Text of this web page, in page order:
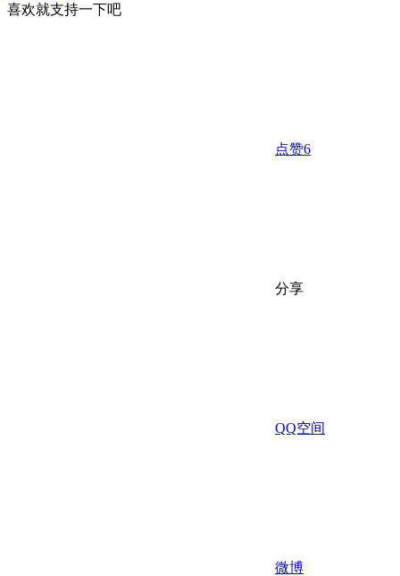
喜欢就支持一下吧
点赞6
分享
QQ空间
微博